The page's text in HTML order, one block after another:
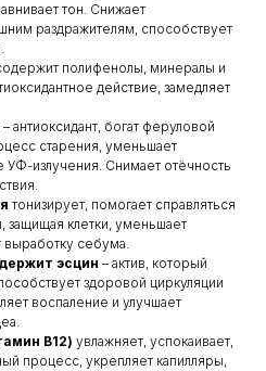
тон. Снижает
раздражителям, способствует
полифенолы, минералы и
действие, замедляет
– антиоксидант, богат феруловой
старения, уменьшает
УФ-излучения. Снимает отёчность
тонизирует, помогает справляться
защищая клетки, уменьшает
выработку себума.
эсцин – актив, который
здоровой циркуляции
воспаление и улучшает
B12) увлажняет, успокаивает,
процесс, укрепляет капилляры,